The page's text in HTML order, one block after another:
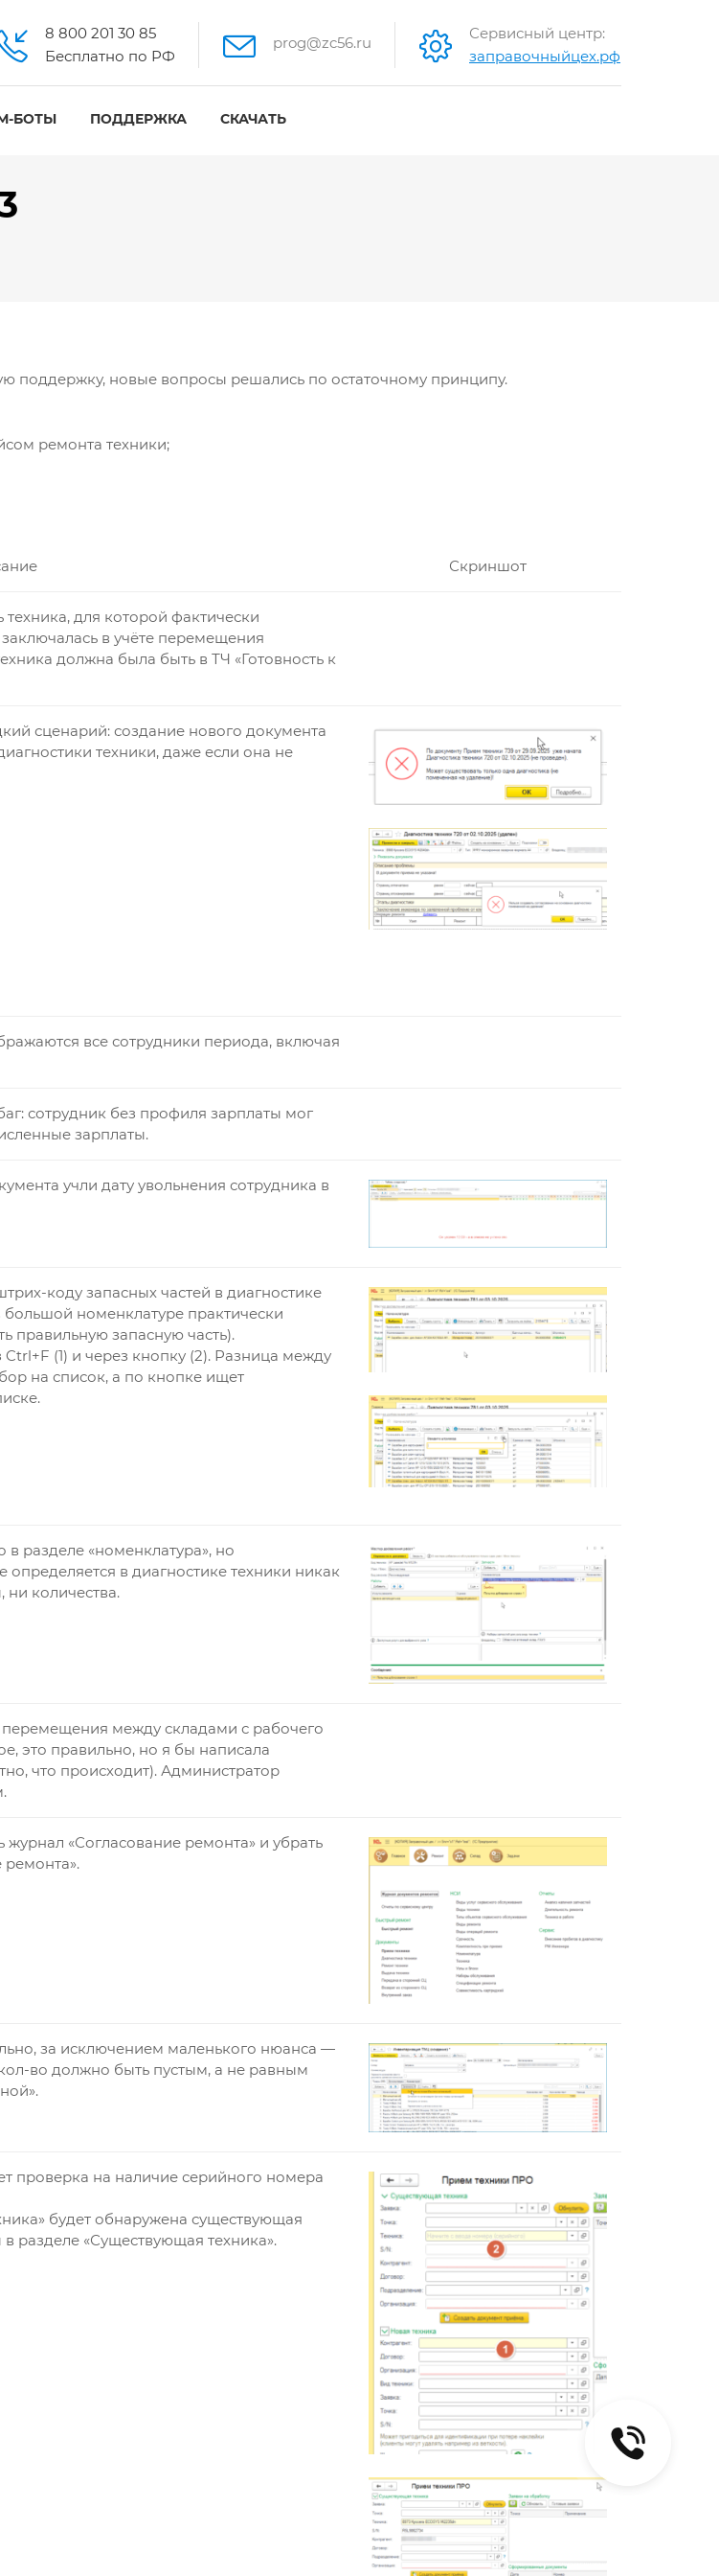
8 800 201 30 85
Бесплатно по РФ
prog@zc56.ru
Сервисный центр:
заправочныйцех.рф
БОТЫ ПОДДЕРЖКА СКАЧАТЬ
поддержку, новые вопросы решались по остаточному принципу.
ремонта техники;
Скриншот
для которой фактически
в учёте перемещения
должна была быть в ТЧ «Готовность к
сценарий: создание нового документа
техники, даже если она не
все сотрудники периода, включая
сотрудник без профиля зарплаты мог
зарплаты.
учли дату увольнения сотрудника в
коду запасных частей в диагностике
большой номенклатуре практически
правильную запасную часть).
(1) и через кнопку (2). Разница между
на список, а по кнопке ищет
разделе «номенклатура», но
в диагностике техники никак
количества.
между складами с рабочего
это правильно, но я бы написала
что происходит). Администратор
«Согласование ремонта» и убрать
ремонта».
за исключением маленького нюанса —
во должно быть пустым, а не равным
проверка на наличие серийного номера
будет обнаружена существующая
разделе «Существующая техника».